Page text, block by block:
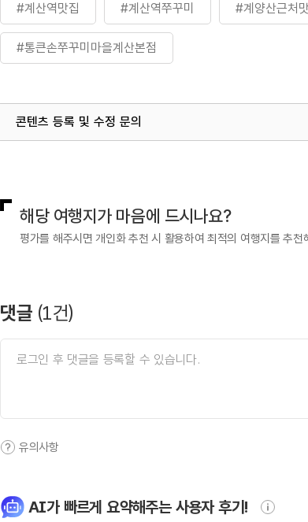
#계산역맛집 #계산역쭈꾸미 #계양산근처
#통큰손쭈꾸미마을계산본점
콘텐츠 등록 및 수정 문의
해당 여행지가 마음에 드시나요?
평가를 해주시면 개인화 추천 시 활용하여 최적의 여행지를 추천
댓글 (1건)
유의사항
AI가 빠르게 요약해주는 사용자 후기!